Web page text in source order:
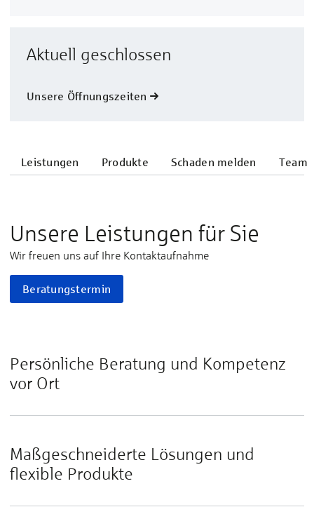
Aktuell geschlossen
Unsere Öffnungszeiten
Leistungen Produkte Schaden melden Team
Unsere Leistungen für Sie
Wir freuen uns auf Ihre Kontaktaufnahme
Beratungstermin
Persönliche Beratung und Kompetenz
vor Ort
Maßgeschneiderte Lösungen und
flexible Produkte